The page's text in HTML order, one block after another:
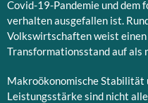
Covid-19-Pandemie und dem
verhalten ausgefallen ist.
Volkswirtschaften weist
Transformationsstand auf als
Makroökonomische
Leistungsstärke sind nicht